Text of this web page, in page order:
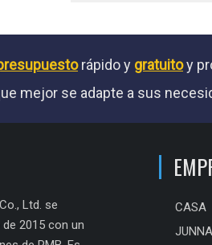
rápido y gratuitoy
mejor se adapte a sus
Ltd. se
2015 con un
CASA